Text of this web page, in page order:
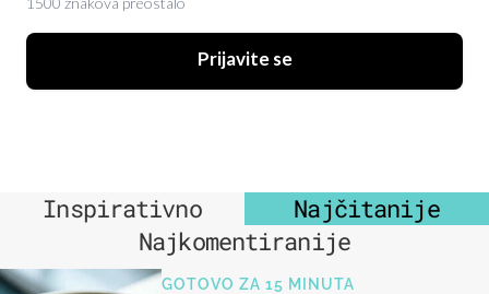
Prijavite se
Inspirativno
Najčitanije
Najkomentiranije
GOTOVO ZA 15 MINUTA